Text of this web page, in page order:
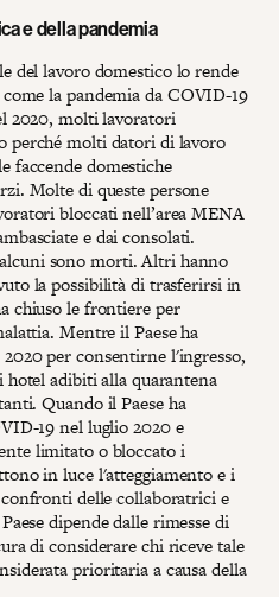
e della pandemia
del lavoro domestico lo rende
la pandemia da COVID-19
2020, molti lavoratori
perché molti datori di lavoro
faccende domestiche
Molte di queste persone
bloccati nell’area MENA
e dai consolati.
sono morti. Altri hanno
la possibilità di trasferirsi in
chiuso le frontiere per
Mentre il Paese ha
per consentirne l'ingresso,
hotel adibiti alla quarantena
Quando il Paese ha
19 nel luglio 2020 e
limitato o bloccato i
in luce l'atteggiamento e i
delle collaboratrici e
dipende dalle rimesse di
di considerare chi riceve tale
prioritaria a causa della